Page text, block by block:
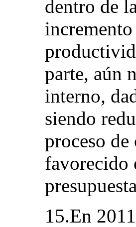
dentro de
parte, aún
interno,
siendo
proceso
favorecido
15.En